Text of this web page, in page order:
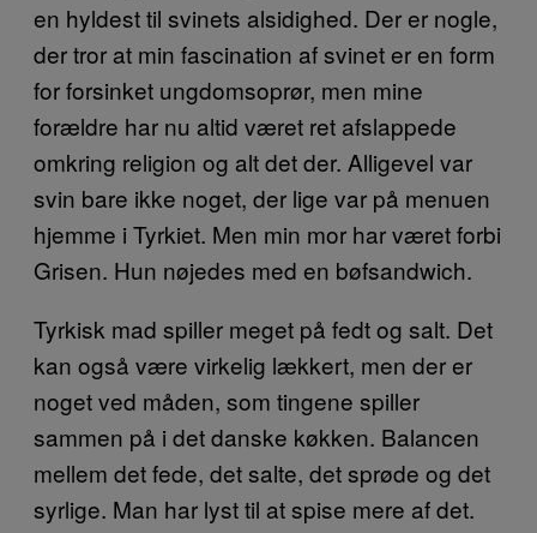
en hyldest til svinets alsidighed. Der er nogle,
der tror at min fascination af svinet er en form
for forsinket ungdomsoprør, men mine
forældre har nu altid været ret afslappede
omkring religion og alt det der. Alligevel var
svin bare ikke noget, der lige var på menuen
hjemme i Tyrkiet. Men min mor har været forbi
Grisen. Hun nøjedes med en bøfsandwich.
Tyrkisk mad spiller meget på fedt og salt. Det
kan også være virkelig lækkert, men der er
noget ved måden, som tingene spiller
sammen på i det danske køkken. Balancen
mellem det fede, det salte, det sprøde og det
syrlige. Man har lyst til at spise mere af det.